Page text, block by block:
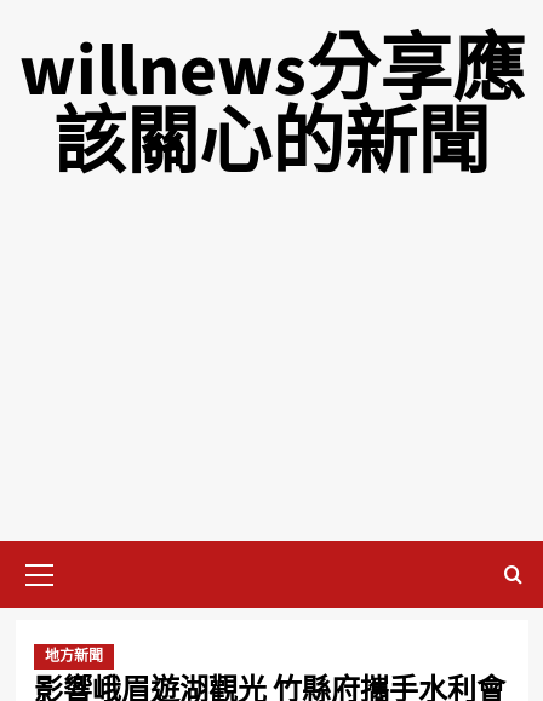
willnews分享應
該關心的新聞
地方新聞
影響峨眉遊湖觀光 竹縣府攜手水利會